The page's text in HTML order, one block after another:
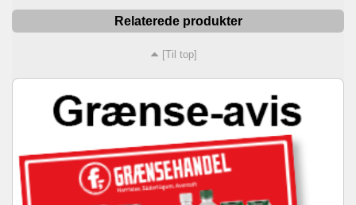
Relaterede produkter
[Til top]